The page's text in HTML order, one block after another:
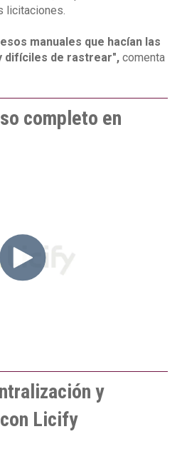
licitaciones.
manuales que hacían las
difíciles de rastrear", comenta
completo en
y
Licify